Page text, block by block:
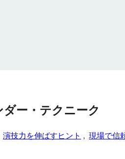
ー・テクニーク
演技力を伸ばすヒント , 現場で信